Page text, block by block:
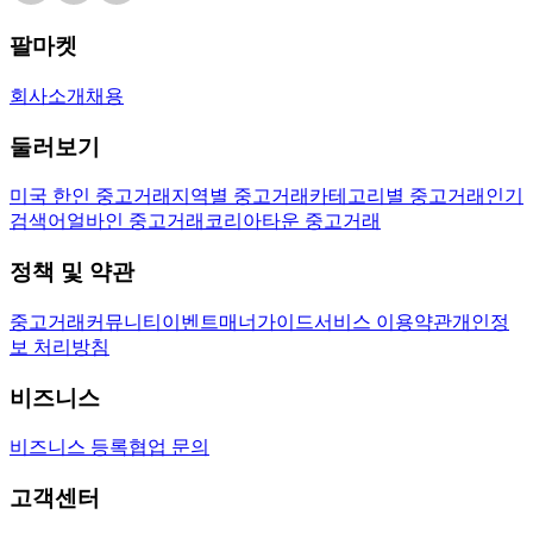
팔마켓
회사소개 채용
둘러보기
미국 한인 중고거래 지역별 중고거래 카테고리별 중고거래 인기
검색어 얼바인 중고거래 코리아타운 중고거래
정책 및 약관
중고거래 커뮤니티 이벤트매너가이드서비스 이용약관개인정
보 처리방침
비즈니스
비즈니스 등록협업 문의
고객센터